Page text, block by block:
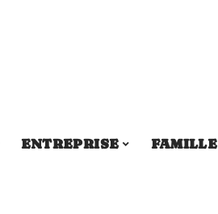
ENTREPRISE FAMILLE